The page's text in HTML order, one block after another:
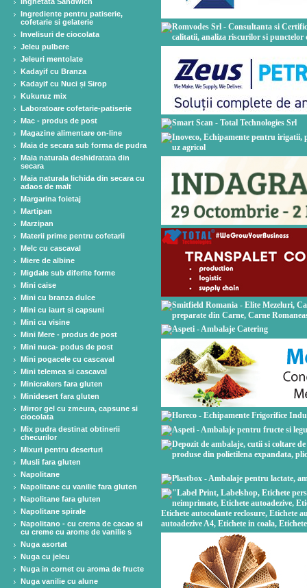
Ingrediente pentru patiserie,
cofetarie si gelaterie
Invelisuri de ciocolata
Jeleu pulbere
Jeleuri mentolate
Kadayif cu Branza
Kadayif cu Nuci și Sirop
Kukuruz mix
Laboratoare cofetarie-patiserie
Mac - produs de post
Magazine alimentare on-line
Maia de secara sub forma de pudra
Maia naturala deshidratata din
secara
Maia naturala lichida din secara cu
adaos de malt
Margarina foietaj
Martipan
Marzipan
Materii prime pentru cofetarii
Melc cu cascaval
Miere de albine
Migdale sub diferite forme
Mini caise
Mini cu branza dulce
Mini cu iaurt si capsuni
Mini cu visine
Mini Mere - produs de post
Mini nuca- podus de post
Mini pogacele cu cascaval
Mini telemea si cascaval
Minicrakers fara gluten
Minidesert fara gluten
Mirror gel cu zmeura, capsune si
ciocolata
Mix pudra destinat obtinerii
checurilor
Mixuri pentru deserturi
Musli fara gluten
Napolitane
Napolitane cu vanilie fara gluten
Napolitane fara gluten
Napolitane spirale
Napolitano - cu crema de cacao si
cu creme cu arome de vanilie s
Nuga asortat
Nuga cu jeleu
Nuga in cornet cu aroma de fructe
Nuga vanilie cu alune